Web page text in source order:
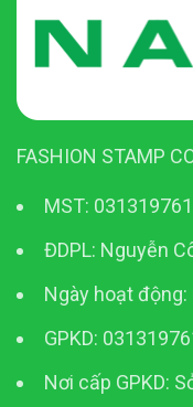
FASHION STAMP
MST:
ĐDPL: Nguyễn
Ngày hoạt
GPKD:
Nơi cấp GPKD: